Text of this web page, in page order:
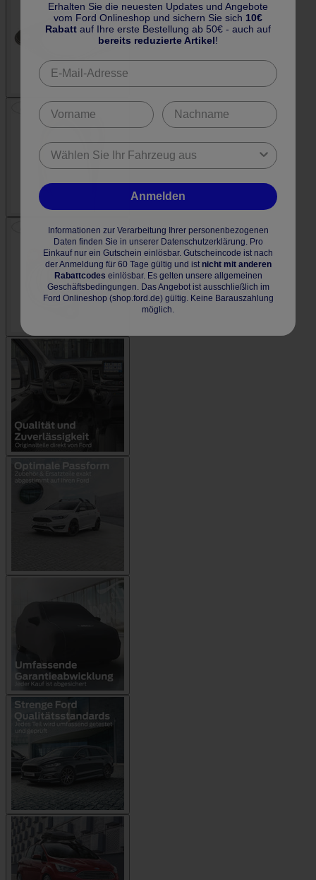
Erhalten Sie die neuesten Updates und Angebote
vom Ford Onlineshop und sichern Sie sich 10€
Rabatt auf Ihre erste Bestellung ab 50€ - auch auf
bereits reduzierte Artikel!
Anmelden
Informationen zur Verarbeitung Ihrer personenbezogenen
Daten finden Sie in unserer Datenschutzerklärung. Pro
Einkauf nur ein Gutschein einlösbar. Gutscheincode ist nach
der Anmeldung für 60 Tage gültig und ist nicht mit anderen
Rabattcodes einlösbar. Es gelten unsere allgemeinen
Geschäftsbedingungen. Das Angebot ist ausschließlich im
Ford Onlineshop (shop.ford.de) gültig. Keine Barauszahlung
möglich.